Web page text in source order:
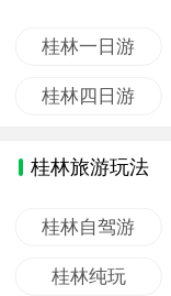
桂林一日游
桂林四日游
桂林旅游玩法
桂林自驾游
桂林纯玩